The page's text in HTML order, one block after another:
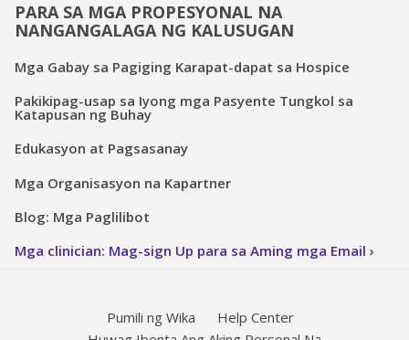
PARA SA MGA PROPESYONAL NA
NANGANGALAGA NG KALUSUGAN
Mga Gabay sa Pagiging Karapat-dapat sa Hospice
Pakikipag-usap sa Iyong mga Pasyente Tungkol sa
Katapusan ng Buhay
Edukasyon at Pagsasanay
Mga Organisasyon na Kapartner
Blog: Mga Paglilibot
Mga clinician: Mag-sign Up para sa Aming mga Email
Pumili ng Wika
Help Center